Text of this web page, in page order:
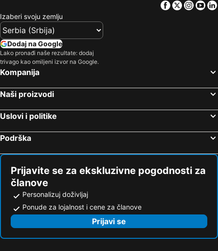
Facebook
Twitter
Izaberi svoju zemlju
Dodaj na Google
Lako pronađi naše rezultate: dodaj
trivago kao omiljeni izvor na Google.
Kompanija
Naši proizvodi
Uslovi i politike
Podrška
Prijavite se za ekskluzivne pogodnosti za
članove
Personalizuj doživljaj
Ponude za lojalnost i cene za članove
Prijavi se